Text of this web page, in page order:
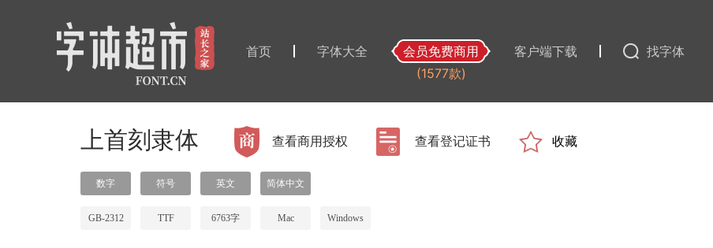
首页 字体大全
会员免费商用
(1577款)
客户端下载 找字体
上首刻隶体 查看商用授权 查看登记证书 收藏
数字 符号 英文 简体中文
GB-2312 TTF 6763字 Mac Windows